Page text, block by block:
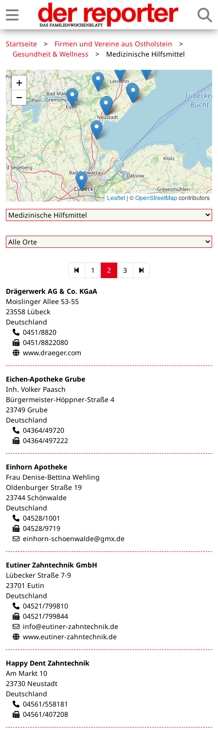
Startseite > Firmen und Vereine aus Ostholstein
>
Gesundheit & Wellness
> Medizinische Hilfsmittel
+
−
Leaflet | ©OpenStreetMapcontributors
1 2 3
Drägerwerk AG & Co. KGaA
Moislinger Allee 53-55
23558 Lübeck
Deutschland
0451/8820
0451/8822080
www.draeger.com
Eichen-Apotheke Grube
Inh. Volker Paasch
Bürgermeister-Höppner-Straße 4
23749 Grube
Deutschland
04364/49720
04364/497222
Einhorn Apotheke
Frau Denise-Bettina Wehling
Oldenburger Straße 19
23744 Schönwalde
Deutschland
04528/1001
04528/9719
einhorn-schoenwalde@gmx.de
Eutiner Zahntechnik GmbH
Lübecker Straße 7-9
23701 Eutin
Deutschland
04521/799810
04521/799844
info@eutiner-zahntechnik.de
www.eutiner-zahntechnik.de
Happy Dent Zahntechnik
Am Markt 10
23730 Neustadt
Deutschland
04561/558181
04561/407208